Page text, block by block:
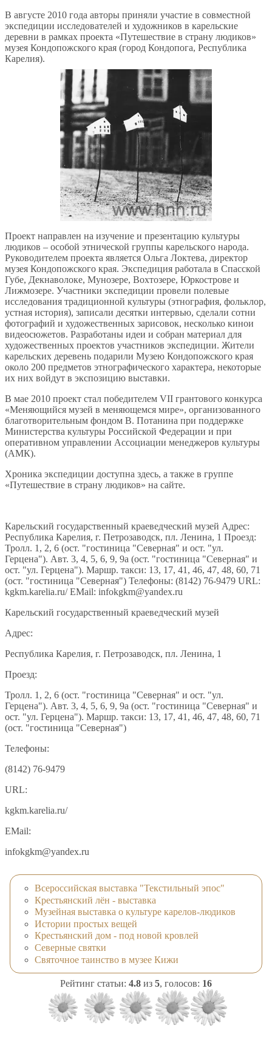
В августе 2010 года авторы приняли участие в совместной
экспедиции исследователей и художников в карельские
деревни в рамках проекта «Путешествие в страну людиков»
музея Кондопожского края (город Кондопога, Республика
Карелия).
Проект направлен на изучение и презентацию культуры
людиков – особой этнической группы карельского народа.
Руководителем проекта является Ольга Локтева, директор
музея Кондопожского края. Экспедиция работала в Спасской
Губе, Декнаволоке, Мунозере, Вохтозере, Юркострове и
Лижмозере. Участники экспедиции провели полевые
исследования традиционной культуры (этнография, фольклор,
устная история), записали десятки интервью, сделали сотни
фотографий и художественных зарисовок, несколько кинои
видеосюжетов. Разработаны идеи и собран материал для
художественных проектов участников экспедиции. Жители
карельских деревень подарили Музею Кондопожского края
около 200 предметов этнографического характера, некоторые
их них войдут в экспозицию выставки.
В мае 2010 проект стал победителем VII грантового конкурса
«Меняющийся музей в меняющемся мире», организованного
благотворительным фондом В. Потанина при поддержке
Министерства культуры Российской Федерации и при
оперативном управлении Ассоциации менеджеров культуры
(АМК).
Хроника экспедиции доступна здесь, а также в группе
«Путешествие в страну людиков» на сайте.
Карельский государственный краеведческий музей Адрес:
Республика Карелия, г. Петрозаводск, пл. Ленина, 1 Проезд:
Тролл. 1, 2, 6 (ост. "гостиница "Северная" и ост. "ул.
Герцена"). Авт. 3, 4, 5, 6, 9, 9a (ост. "гостиница "Северная" и
ост. "ул. Герцена"). Маршр. такси: 13, 17, 41, 46, 47, 48, 60, 71
(ост. "гостиница "Северная") Телефоны: (8142) 76-9479 URL:
kgkm.karelia.ru/ EMail: infokgkm@yandex.ru
Карельский государственный краеведческий музей
Адрес:
Республика Карелия, г. Петрозаводск, пл. Ленина, 1
Проезд:
Тролл. 1, 2, 6 (ост. "гостиница "Северная" и ост. "ул.
Герцена"). Авт. 3, 4, 5, 6, 9, 9a (ост. "гостиница "Северная" и
ост. "ул. Герцена"). Маршр. такси: 13, 17, 41, 46, 47, 48, 60, 71
(ост. "гостиница "Северная")
Телефоны:
(8142) 76-9479
URL:
kgkm.karelia.ru/
EMail:
infokgkm@yandex.ru
Всероссийская выставка "Текстильный эпос"
Крестьянский лён - выставка
Музейная выставка о культуре карелов-людиков
Истории простых вещей
Крестьянский дом - под новой кровлей
Северные святки
Святочное таинство в музее Кижи
Рейтинг статьи: 4.8 из 5, голосов: 16